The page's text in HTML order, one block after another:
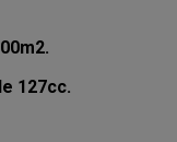
127cc.